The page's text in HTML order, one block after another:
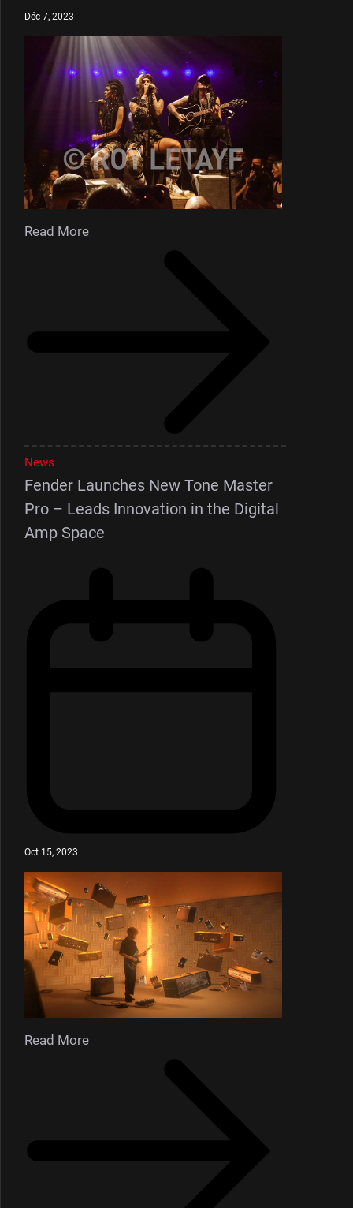
Déc 7, 2023
Read More
News
Fender Launches New Tone Master
Pro – Leads Innovation in the Digital
Amp Space
Oct 15, 2023
Read More